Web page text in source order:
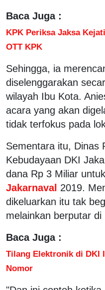
Baca Juga :
KPK Periksa Jaksa
OTT KPK
Sehingga, ia
diselenggarakan
wilayah Ibu Kota.
acara yang akan
tidak terfokus pada
Sementara itu, Dinas
Kebudayaan DKI
dana Rp 3 Miliar
Jakarnaval 2019.
dikeluarkan itu tak
melainkan berputar di
Baca Juga :
Tilang Elektronik di DKI
Nomor